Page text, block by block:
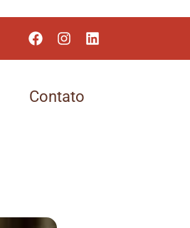
Contato